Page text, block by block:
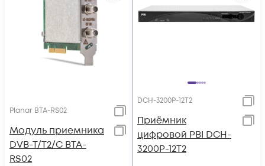
Planar BTA-RS02
Модуль приемника
DVB-T/T2/C BTA-
RS02
DCH-3200P-12Т2
Приёмник
цифровой PBI DCH-
3200P-12Т2